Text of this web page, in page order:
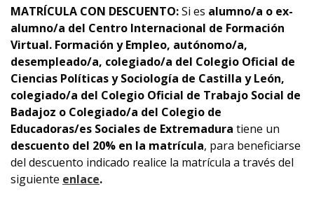
MATRÍCULA CON DESCUENTO:Si es alumno/a o ex-
alumno/a del Centro Internacional de Formación
Virtual. Formación y Empleo, autónomo/a,
desempleado/a, colegiado/a del Colegio Oficial de
Ciencias Políticas y Sociología de Castilla y León,
colegiado/a del Colegio Oficial de Trabajo Social de
Badajoz o Colegiado/a del Colegio de
Educadoras/es Sociales de Extremadura tiene un
descuento del 20% en la matrícula, para beneficiarse
del descuento indicado realice la matrícula a través del
siguiente enlace.